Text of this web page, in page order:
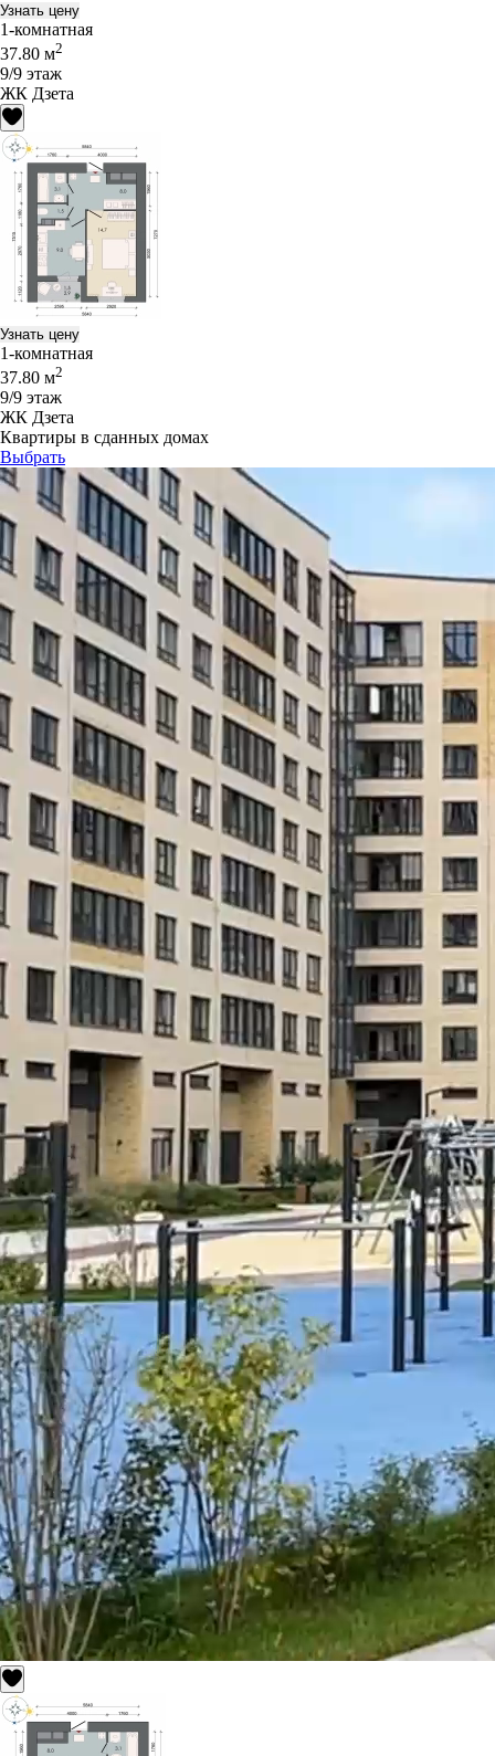
Узнать цену
1-комнатная
37.80 м2
9/9 этаж
ЖК Дзета
Узнать цену
1-комнатная
37.80 м2
9/9 этаж
ЖК Дзета
Квартиры в сданных домах
Выбрать